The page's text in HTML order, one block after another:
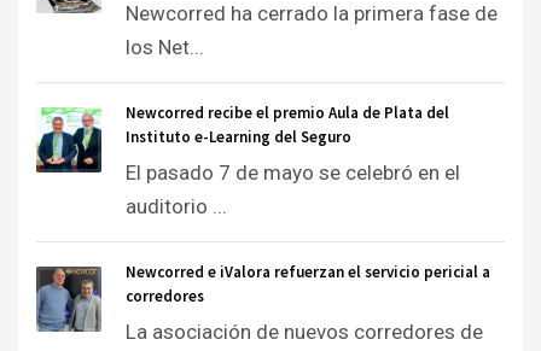
Newcorred ha cerrado la primera fase de
los Net...
Newcorred recibe el premio Aula de Plata del
Instituto e-Learning del Seguro
El pasado 7 de mayo se celebró en el
auditorio ...
Newcorred e iValora refuerzan el servicio pericial a
corredores
La asociación de nuevos corredores de